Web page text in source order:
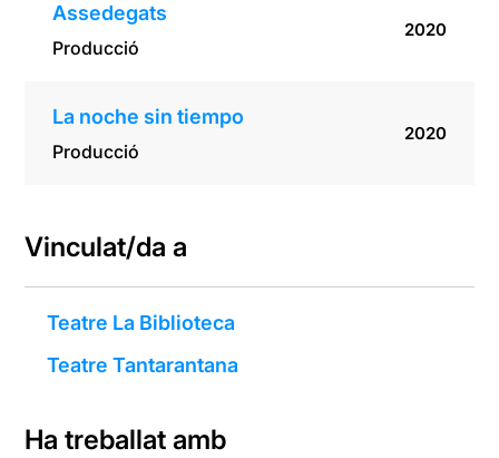
Assedegats
Producció
2020
La noche sin tiempo
Producció
2020
Vinculat/da a
Teatre La Biblioteca
Teatre Tantarantana
Ha treballat amb